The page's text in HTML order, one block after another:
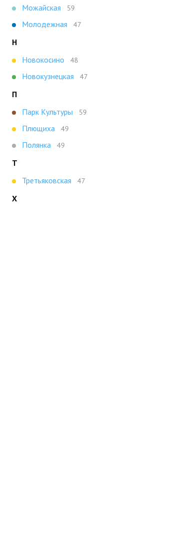
Можайская
59
Молодежная 47
Н
Новокосино
48
Новокузнецкая 47
П
Парк Культуры
59
Плющиха 49
Полянка 49
Т
Третьяковская
47
Х